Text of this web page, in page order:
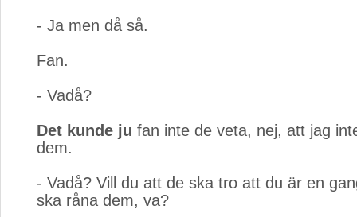
- Ja men då så.
Fan.
- Vadå?
Det kunde ju fan inte de veta, nej, att jag
dem.
- Vadå? Vill du att de ska tro att du är en
ska råna dem, va?